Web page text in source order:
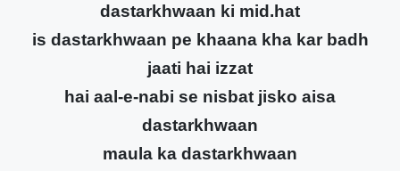
dastarkhwaan ki mid.hat
is dastarkhwaan pe khaana kha kar badh
jaati hai izzat
hai aal-e-nabi se nisbat jisko aisa
dastarkhwaan
maula ka dastarkhwaan